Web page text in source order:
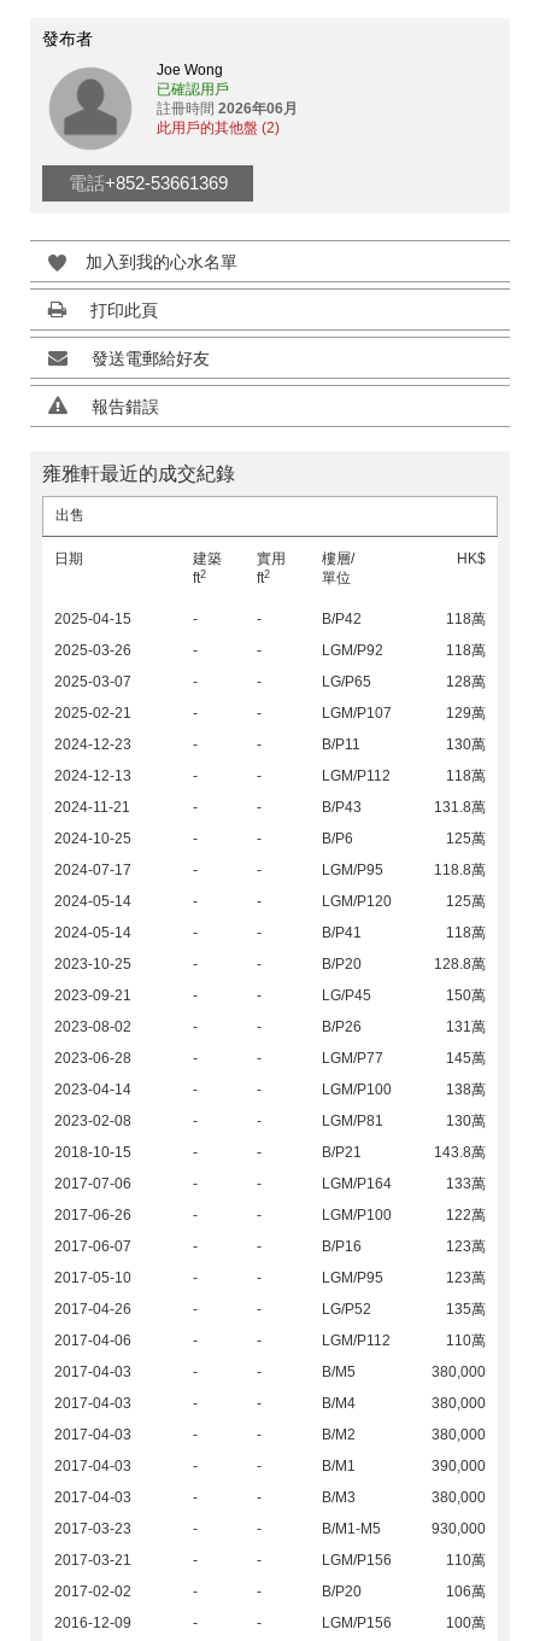
發布者
Joe Wong
已確認用戶
註冊時間 2026年06月
此用戶的其他盤 (2)
電話+852-53661369
加入到我的心水名單
打印此頁
發送電郵給好友
報告錯誤
雍雅軒最近的成交紀錄
出售
日期
建築
ft2
實用
ft2
樓層/
單位
HK$
2025-04-15 - - B/P42
118萬
2025-03-26
- - LGM/P92
118萬
2025-03-07
- - LG/P65
128萬
2025-02-21
- - LGM/P107
129萬
2024-12-23
- - B/P11
130萬
2024-12-13
- - LGM/P112
118萬
2024-11-21
- - B/P43
131.8萬
2024-10-25
- - B/P6
125萬
2024-07-17
- - LGM/P95
118.8萬
2024-05-14
- - LGM/P120
125萬
2024-05-14
- - B/P41
118萬
2023-10-25
- - B/P20
128.8萬
2023-09-21
- - LG/P45
150萬
2023-08-02
- - B/P26
131萬
2023-06-28
- - LGM/P77
145萬
2023-04-14
- - LGM/P100
138萬
2023-02-08
- - LGM/P81
130萬
2018-10-15
- - B/P21
143.8萬
2017-07-06
- - LGM/P164
133萬
2017-06-26
- - LGM/P100
122萬
2017-06-07
- - B/P16
123萬
2017-05-10
- - LGM/P95
123萬
2017-04-26
- - LG/P52
135萬
2017-04-06
- - LGM/P112
110萬
2017-04-03
- - B/M5
380,000
2017-04-03
- - B/M4
380,000
2017-04-03
- - B/M2
380,000
2017-04-03
- - B/M1
390,000
2017-04-03
- - B/M3
380,000
2017-03-23
- - B/M1-M5
930,000
2017-03-21
- - LGM/P156
110萬
2017-02-02
- - B/P20
106萬
2016-12-09
- - LGM/P156 100萬